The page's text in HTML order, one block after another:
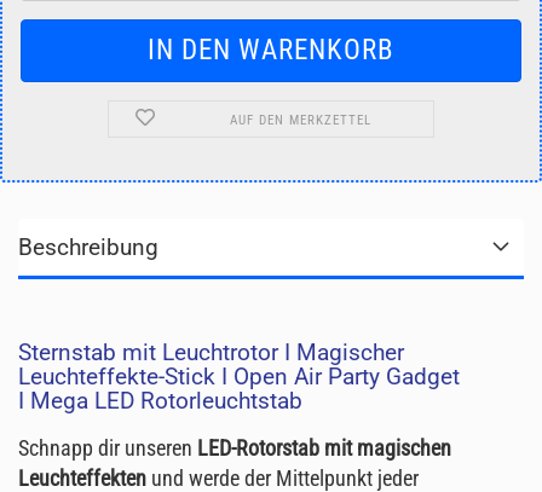
AUF DEN MERKZETTEL
Beschreibung
Sternstab mit Leuchtrotor I Magischer
Leuchteffekte-Stick I Open Air Party Gadget
I Mega LED Rotorleuchtstab
Schnapp dir unseren LED-Rotorstab mit magischen
Leuchteffekten und werde der Mittelpunkt jeder